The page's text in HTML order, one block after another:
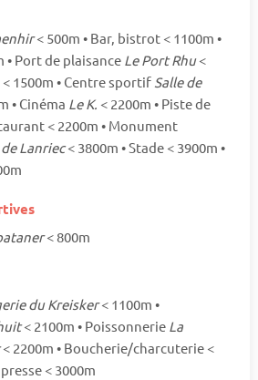
< 500m • Bar, bistrot < 1100m •
• Port de plaisance Le Port Rhu<
1500m • Centre sportif Salle de
• Cinéma Le K. < 2200m • Piste de
< 2200m • Monument
Lanriec< 3800m • Stade < 3900m •
< 800m
du Kreisker< 1100m •
< 2100m • Poissonnerie La
< 2200m • Boucherie/charcuterie <
< 3000m